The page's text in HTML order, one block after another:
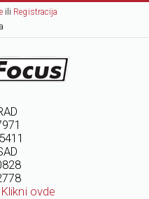
ili Registracija
ovde